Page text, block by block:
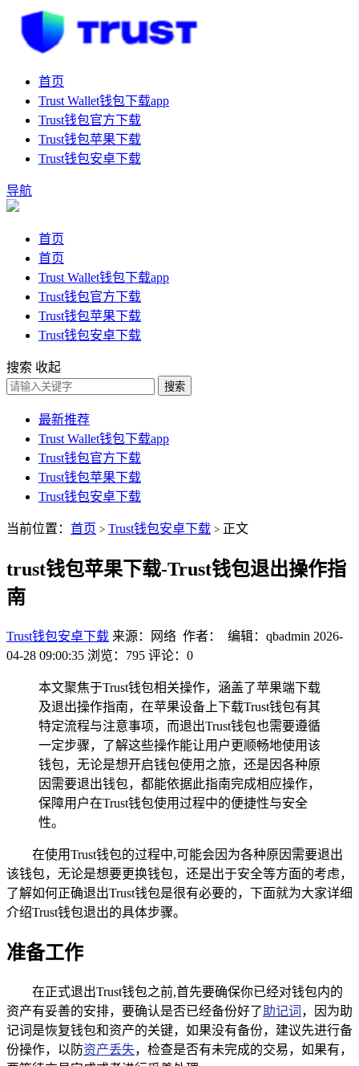
首页
Trust Wallet钱包下载app
Trust钱包官方下载
Trust钱包苹果下载
Trust钱包安卓下载
导航
首页
首页
Trust Wallet钱包下载app
Trust钱包官方下载
Trust钱包苹果下载
Trust钱包安卓下载
搜索 收起
搜索
最新推荐
Trust Wallet钱包下载app
Trust钱包官方下载
Trust钱包苹果下载
Trust钱包安卓下载
当前位置： 首页 > Trust钱包安卓下载 > 正文
trust钱包苹果下载-Trust钱包退出操作指
南
Trust钱包安卓下载 来源：网络 作者： 编辑：qbadmin 2026-
04-28 09:00:35 浏览：795 评论：0
本文聚焦于Trust钱包相关操作，涵盖了苹果端下载
及退出操作指南，在苹果设备上下载Trust钱包有其
特定流程与注意事项，而退出Trust钱包也需要遵循
一定步骤，了解这些操作能让用户更顺畅地使用该
钱包，无论是想开启钱包使用之旅，还是因各种原
因需要退出钱包，都能依据此指南完成相应操作，
保障用户在Trust钱包使用过程中的便捷性与安全
性。
在使用Trust钱包的过程中,可能会因为各种原因需要退出
该钱包，无论是想要更换钱包，还是出于安全等方面的考虑，
了解如何正确退出Trust钱包是很有必要的，下面就为大家详细
介绍Trust钱包退出的具体步骤。
准备工作
在正式退出Trust钱包之前,首先要确保你已经对钱包内的
资产有妥善的安排，要确认是否已经备份好了助记词 ，因为助
记词是恢复钱包和资产的关键，如果没有备份，建议先进行备
份操作，以防资产丢失，检查是否有未完成的交易，如果有，